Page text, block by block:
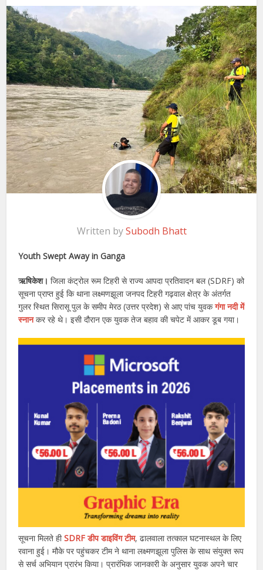
Written bySubodh Bhatt
Youth Swept Away in Ganga
ऋषिकेश।जिला कंट्रोल रूम टिहरी से राज्य आपदा प्रतिवादन बल (SDRF) को
सूचना प्राप्त हुई कि थाना लक्ष्मणझूला जनपद टिहरी गढ़वाल क्षेत्र के अंतर्गत
गुलर स्थित सिरासू पुल के समीप मेरठ (उत्तर प्रदेश) से आए पांच युवकगंगा नदी में
स्नानकर रहे थे। इसी दौरान एक युवक तेज बहाव की चपेट में आकर डूब गया।
सूचना मिलते हीSDRF डीप डाइविंग टीम, ढालवाला तत्काल घटनास्थल के लिए
रवाना हुई। मौके पर पहुंचकर टीम ने थाना लक्ष्मणझूला पुलिस के साथ संयुक्त रूप
से सर्च अभियान प्रारंभ किया। प्रारंभिक जानकारी के अनुसार युवक अपने चार